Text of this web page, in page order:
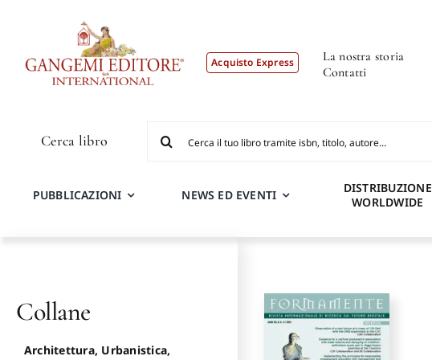
Acquisto Express
La nostra storia
Contatti
Cerca libro
per:
PUBBLICAZIONI NEWS ED EVENTI
DISTRIBUZIONE
WORLDWIDE
Collane
Architettura, Urbanistica,